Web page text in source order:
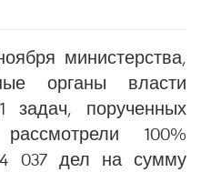
министерства,
органы власти
задач, порученных
100%
037 дел на сумму